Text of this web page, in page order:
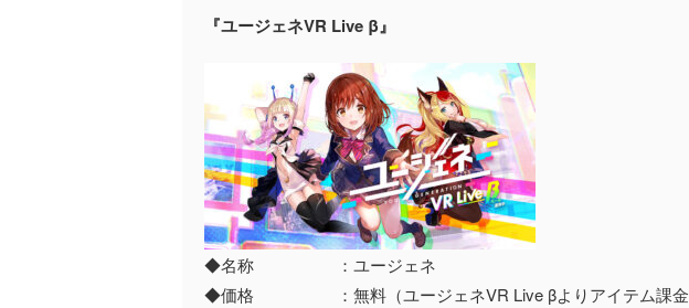
『ユージェネVR Live β』
◆名称 ：ユージェネ
◆価格 ：無料（ユージェネVR Live βよりアイテム課金を